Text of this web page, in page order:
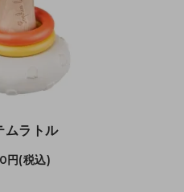
ムラトル
円(税込)